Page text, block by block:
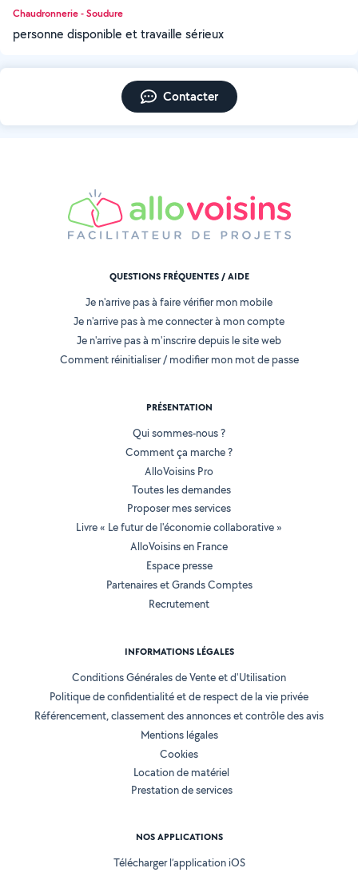
Chaudronnerie - Soudure
personne disponible et travaille sérieux
Contacter
QUESTIONS FRÉQUENTES / AIDE
Je n'arrive pas à faire vérifier mon mobile
Je n'arrive pas à me connecter à mon compte
Je n'arrive pas à m'inscrire depuis le site web
Comment réinitialiser / modifier mon mot de passe
PRÉSENTATION
Qui sommes-nous ?
Comment ça marche ?
AlloVoisins Pro
Toutes les demandes
Proposer mes services
Livre « Le futur de l'économie collaborative »
AlloVoisins en France
Espace presse
Partenaires et Grands Comptes
Recrutement
INFORMATIONS LÉGALES
Conditions Générales de Vente et d'Utilisation
Politique de confidentialité et de respect de la vie privée
Référencement, classement des annonces et contrôle des avis
Mentions légales
Cookies
Location de matériel
Prestation de services
NOS APPLICATIONS
Télécharger l’application iOS